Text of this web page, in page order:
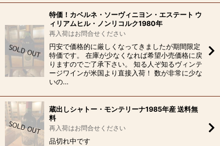
特価！カベルネ・ソーヴィニヨン・エステート ウ
ィリアムヒル・ノンリコルク1980年
再入荷はお問合せください
円安で価格的に厳しくなってきましたが期間限定
特価です。 在庫が少なくなれば希望小売価格に戻
りますのでご了承下さい。 知る人ぞ知るヴィンテ
ージワインが米国より直接入荷！ 数が非常に少な
いの…
蔵出しシャトー・モンテリーナ1985年産 送料無
料
再入荷はお問合せください
品切れ中です